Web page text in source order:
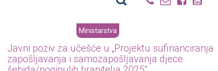
Ministarstva
Javni poziv za učešće u „Projektu sufinanciranja
zapošljavanja i samozapošljavanja djece